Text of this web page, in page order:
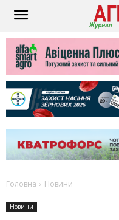
Головна Новини
Новини